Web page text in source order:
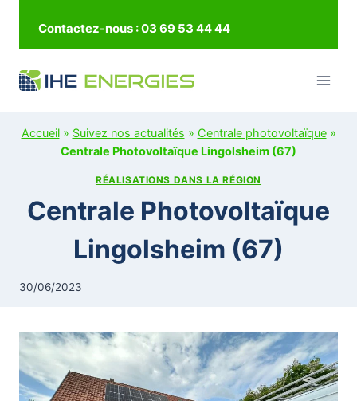
Contactez-nous : 03 69 53 44 44
Accueil» Suivez nos actualités » Centrale photovoltaïque»
Centrale Photovoltaïque Lingolsheim (67)
RÉALISATIONS DANS LA RÉGION
Centrale Photovoltaïque
Lingolsheim (67)
30/06/2023